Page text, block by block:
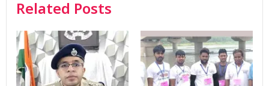
Related Posts